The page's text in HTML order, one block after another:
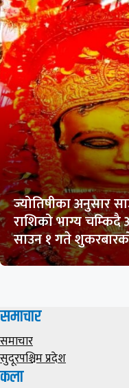
ज्योतिषीका अनुसार
राशिको भाग्य
साउन १ गते
समाचार
समाचार
सुदूरपश्चिम प्रदेश
कला